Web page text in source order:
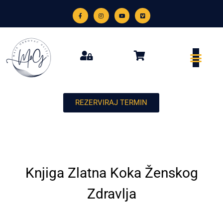
REZERVIRAJ TERMIN
Knjiga Zlatna Koka Ženskog
Zdravlja